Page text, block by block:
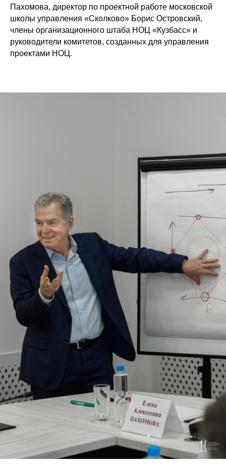
Пахомова, директор по проектной работе московской
школы управления «Сколково» Борис Островский,
члены организационного штаба НОЦ «Кузбасс» и
руководители комитетов, созданных для управления
проектами НОЦ.